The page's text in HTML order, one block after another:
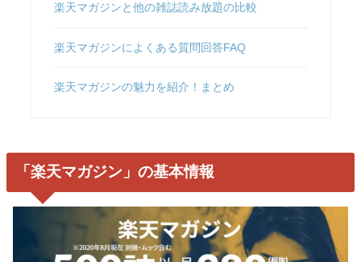
楽天マガジンと他の雑誌読み放題の比較
楽天マガジンによくある質問回答FAQ
楽天マガジンの魅力を紹介！まとめ
「楽天マガジン」の基本情報